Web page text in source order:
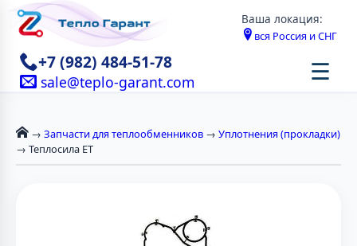
Ваша локация:
вся Россия и СНГ
+7 (982) 484-51-78
sale@teplo-garant.com ☰
→ Запчасти для теплообменников → Уплотнения (прокладки)
→ Теплосила ЕТ